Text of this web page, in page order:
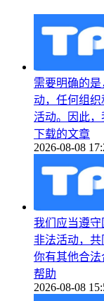
需要明确的
动，任何组
活动。因此
下载的文章
2026-08-08
我们应当遵
非法活动，
你有其他合
帮助
2026-08-08